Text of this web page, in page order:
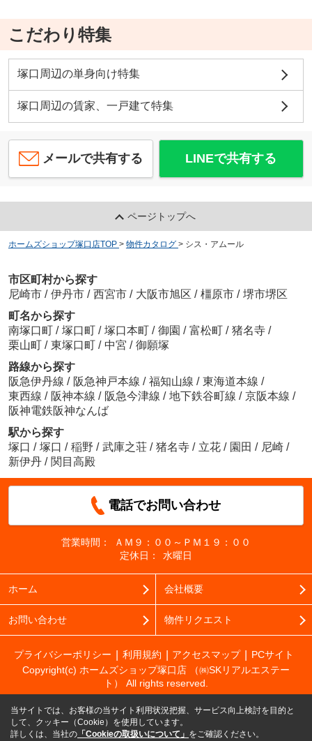
こだわり特集
塚口周辺の単身向け特集
塚口周辺の賃家、一戸建て特集
メールで共有する LINEで共有する
ページトップへ
ホームズショップ塚口店TOP > 物件カタログ > シス・アムール
市区町村から探す
尼崎市 / 伊丹市 / 西宮市 / 大阪市旭区 / 橿原市 / 堺市堺区
町名から探す
南塚口町 / 塚口町 / 塚口本町 / 御園 / 富松町 / 猪名寺 /
栗山町 / 東塚口町 / 中宮 / 御願塚
路線から探す
阪急伊丹線 / 阪急神戸本線 / 福知山線 / 東海道本線 /
東西線 / 阪神本線 / 阪急今津線 / 地下鉄谷町線 / 京阪本線 /
阪神電鉄阪神なんば
駅から探す
塚口 / 塚口 / 稲野 / 武庫之荘 / 猪名寺 / 立花 / 園田 / 尼崎 /
新伊丹 / 関目高殿
電話でお問い合わせ
営業時間：
ＡＭ９：００～ＰＭ１９：００
定休日：
水曜日
ホーム 会社概要
お問い合わせ 物件リクエスト
プライバシーポリシー 利用規約 アクセスマップ
PCサイト
Copyright(c) ホームズショップ塚口店 （㈱SKリアルエステー
ト） All rights reserved.
当サイトでは、お客様の当サイト利用状況把握、サービス向上検討を目的と
して、クッキー（Cookie）を使用しています。
詳しくは、当社の 「Cookieの取扱いについて」 をご確認ください。